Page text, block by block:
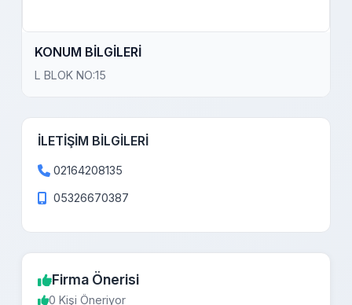
KONUM BİLGİLERİ
L BLOK NO:15
İLETİŞİM BİLGİLERİ
02164208135
05326670387
Firma Önerisi
0 Kişi Öneriyor